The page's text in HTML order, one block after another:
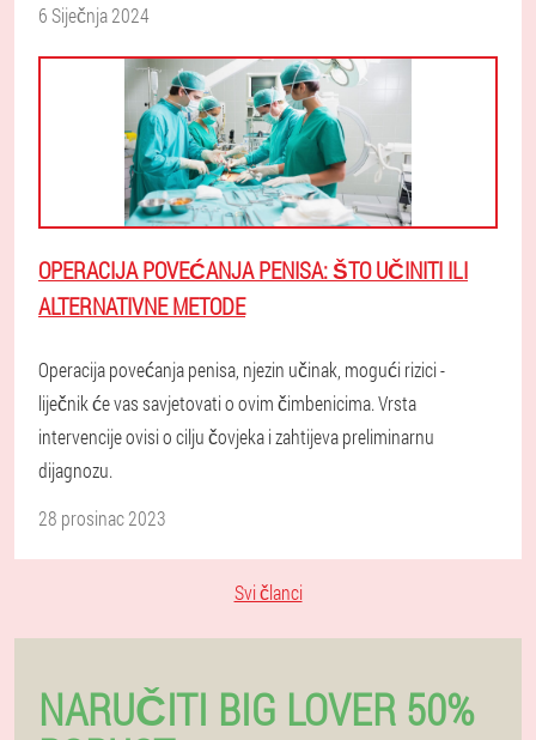
6 Siječnja 2024
OPERACIJA POVEĆANJA PENISA: ŠTO UČINITI ILI
ALTERNATIVNE METODE
Operacija povećanja penisa, njezin učinak, mogući rizici -
liječnik će vas savjetovati o ovim čimbenicima. Vrsta
intervencije ovisi o cilju čovjeka i zahtijeva preliminarnu
dijagnozu.
28 prosinac 2023
Svi članci
NARUČITI BIG LOVER 50%